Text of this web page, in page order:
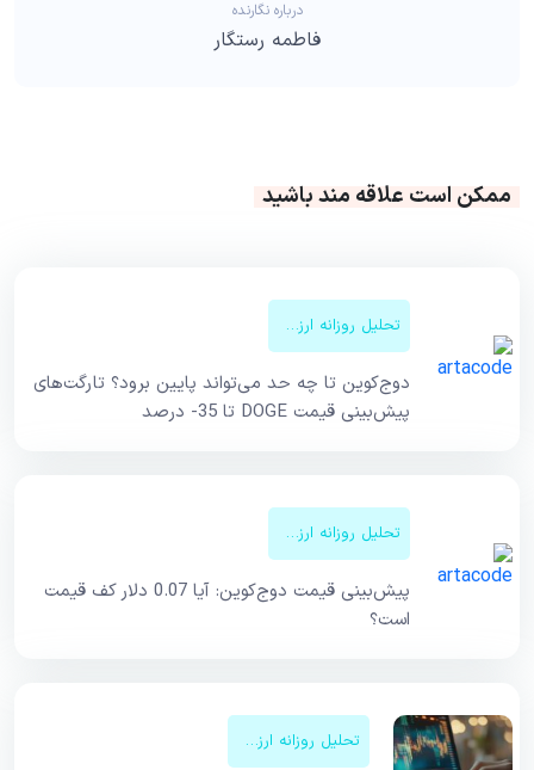
درباره نگارنده
فاطمه رستگار
ممکن است علاقه مند باشید
تحلیل روزانه ارزهای دیجیتال
دوج‌کوین تا چه حد می‌تواند پایین برود؟ تارگت‌های
پیش‌بینی قیمت DOGE تا 35- درصد
تحلیل روزانه ارزهای دیجیتال
پیش‌بینی قیمت دوج‌کوین: آیا 0.07 دلار کف قیمت
است؟
تحلیل روزانه ارزهای دیجیتال